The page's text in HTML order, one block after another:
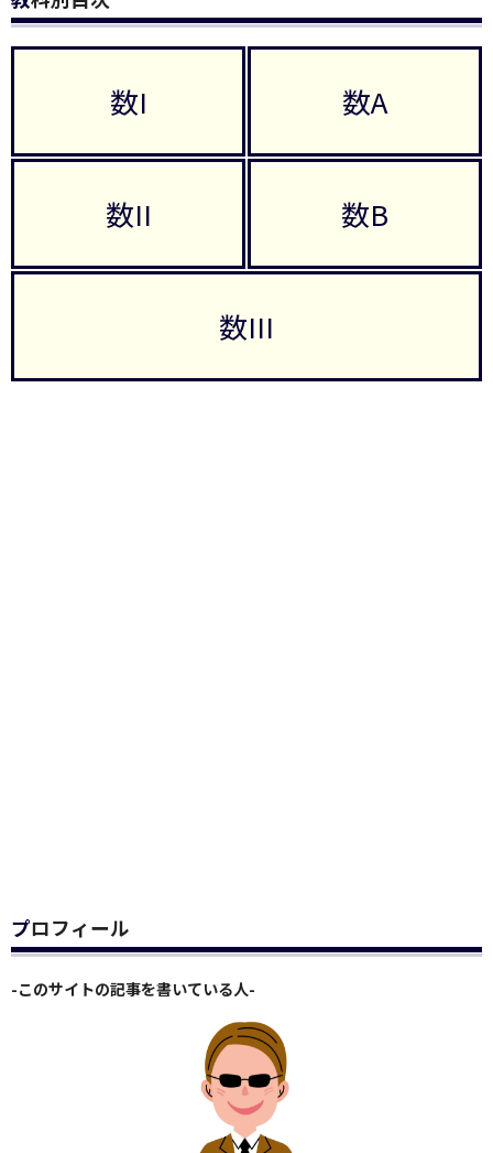
数I 数A
数II 数B
数III
プロフィール
-このサイトの記事を書いている人-